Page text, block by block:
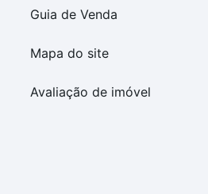
Guia de Venda
Mapa do site
Avaliação de imóvel